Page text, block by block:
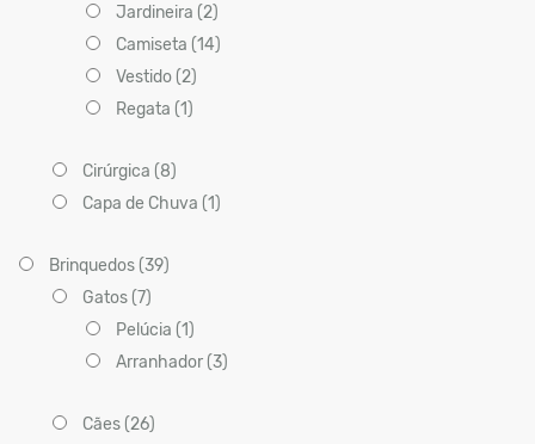
Jardineira (2)
Camiseta (14)
Vestido (2)
Regata (1)
Cirúrgica (8)
Capa de Chuva (1)
Brinquedos (39)
Gatos (7)
Pelúcia (1)
Arranhador (3)
Cães (26)